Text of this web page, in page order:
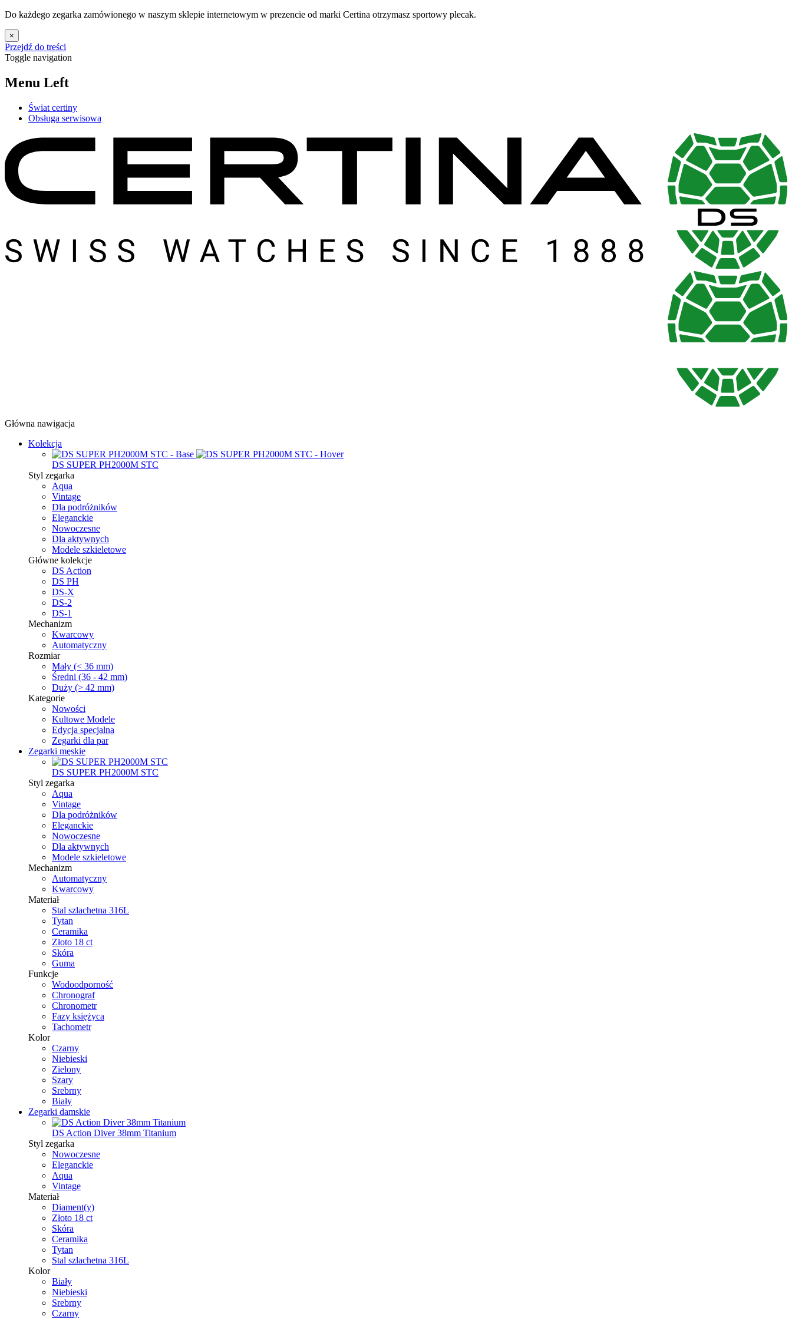
Do każdego zegarka zamówionego w naszym sklepie internetowym w prezencie od marki Certina otrzymasz sportowy plecak.
×
Przejdź do treści
Toggle navigation
Menu Left
Świat certiny
Obsługa serwisowa
Główna nawigacja
Kolekcja
DS SUPER PH2000M STC
Styl zegarka
Aqua
Vintage
Dla podróżników
Eleganckie
Nowoczesne
Dla aktywnych
Modele szkieletowe
Główne kolekcje
DS Action
DS PH
DS-X
DS-2
DS-1
Mechanizm
Kwarcowy
Automatyczny
Rozmiar
Mały (< 36 mm)
Średni (36 - 42 mm)
Duży (> 42 mm)
Kategorie
Nowości
Kultowe Modele
Edycja specjalna
Zegarki dla par
Zegarki męskie
DS SUPER PH2000M STC
Styl zegarka
Aqua
Vintage
Dla podróżników
Eleganckie
Nowoczesne
Dla aktywnych
Modele szkieletowe
Mechanizm
Automatyczny
Kwarcowy
Materiał
Stal szlachetna 316L
Tytan
Ceramika
Złoto 18 ct
Skóra
Guma
Funkcje
Wodoodporność
Chronograf
Chronometr
Fazy księżyca
Tachometr
Kolor
Czarny
Niebieski
Zielony
Szary
Srebrny
Biały
Zegarki damskie
DS Action Diver 38mm Titanium
Styl zegarka
Nowoczesne
Eleganckie
Aqua
Vintage
Materiał
Diament(y)
Złoto 18 ct
Skóra
Ceramika
Tytan
Stal szlachetna 316L
Kolor
Biały
Niebieski
Srebrny
Czarny